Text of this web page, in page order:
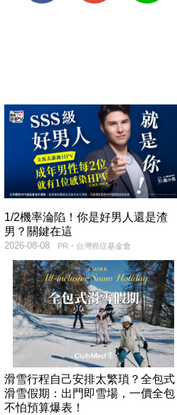
1/2機率淪陷！你是好男人還是渣
男？關鍵在這
PR・台灣癌症基金會
2026-08-08
滑雪行程自己安排太繁瑣？全包式
滑雪假期：出門即雪場，一價全包
不怕預算爆表！